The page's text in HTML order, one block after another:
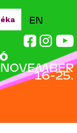
Jump to navigation
EN
16-25.